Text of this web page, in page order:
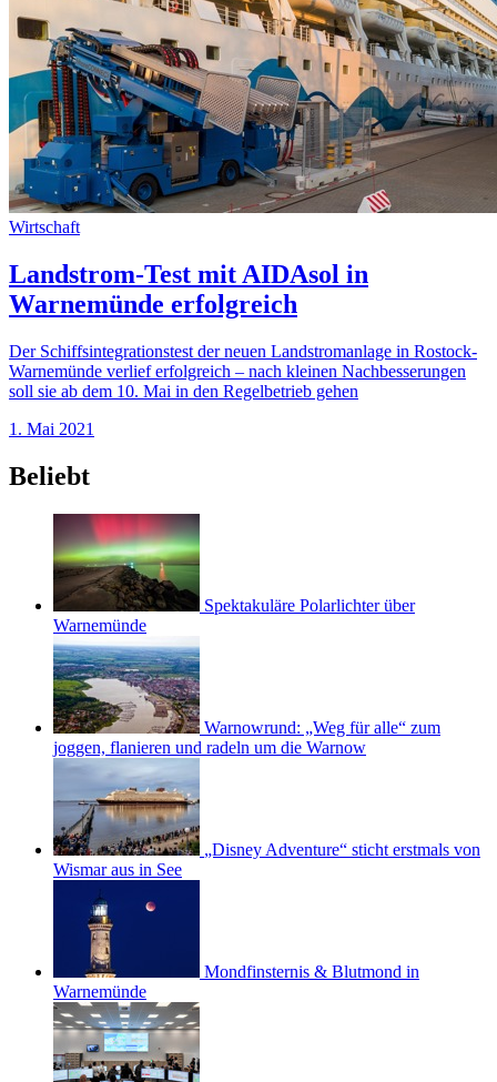
Wirtschaft
Landstrom-Test mit AIDAsol in
Warnemünde erfolgreich
Der Schiffsintegrationstest der neuen Landstromanlage in Rostock-
Warnemünde verlief erfolgreich – nach kleinen Nachbesserungen
soll sie ab dem 10. Mai in den Regelbetrieb gehen
1. Mai 2021
Beliebt
Spektakuläre Polarlichter über
Warnemünde
Warnowrund: „Weg für alle“ zum
joggen, flanieren und radeln um die Warnow
„Disney Adventure“ sticht erstmals von
Wismar aus in See
Mondfinsternis & Blutmond in
Warnemünde